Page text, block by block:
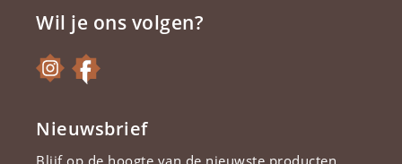
Wil je ons volgen?
Nieuwsbrief